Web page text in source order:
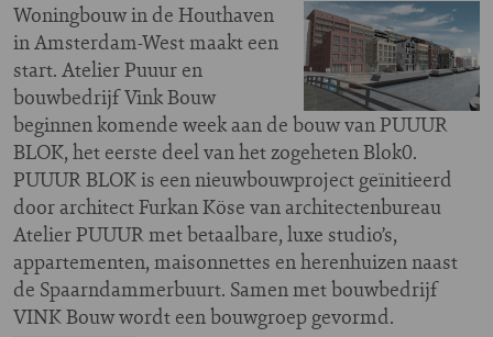
Woningbouw in de Houthaven
in Amsterdam-West maakt een
start. Atelier Puuur en
bouwbedrijf Vink Bouw
beginnen komende week aan de bouw van PUUUR
BLOK, het eerste deel van het zogeheten Blok0.
PUUUR BLOK is een nieuwbouwproject geïnitieerd
door architect Furkan Köse van architectenbureau
Atelier PUUUR met betaalbare, luxe studio’s,
appartementen, maisonnettes en herenhuizen naast
de Spaarndammerbuurt. Samen met bouwbedrijf
VINK Bouw wordt een bouwgroep gevormd.